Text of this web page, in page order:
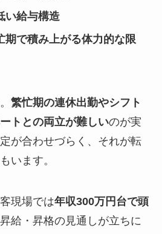
い給与構造
期で積み上がる体力的な限
繁忙期の連休出勤やシフト
トとの両立が難しいのが実
が合わせづらく、それが転
います。
現場では年収300万円台で頭
給・昇格の見通しが立ちに